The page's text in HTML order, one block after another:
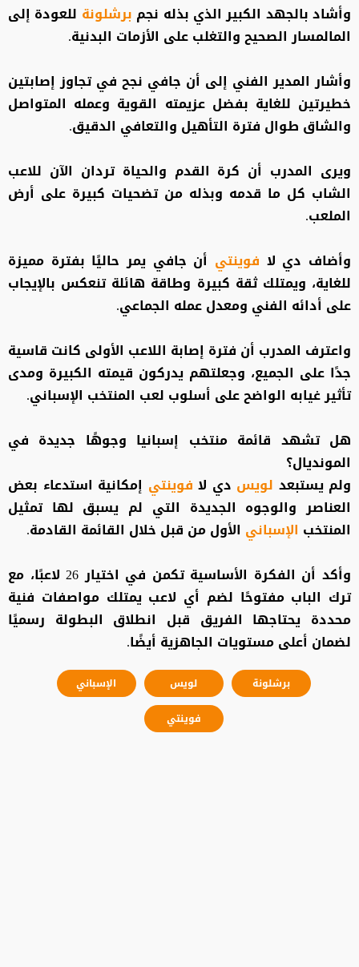
وأشاد بالجهد الكبير الذي بذله نجم برشلونة للعودة إلى
المالمسار الصحيح والتغلب على الأزمات البدنية.
وأشار المدير الفني إلى أن جافي نجح في تجاوز إصابتين
خطيرتين للغاية بفضل عزيمته القوية وعمله المتواصل
والشاق طوال فترة التأهيل والتعافي الدقيق.
ويرى المدرب أن كرة القدم والحياة تردان الآن للاعب
الشاب كل ما قدمه وبذله من تضحيات كبيرة على أرض
الملعب.
وأضاف دي لا فوينتي أن جافي يمر حاليًا بفترة مميزة
للغاية، ويمتلك ثقة كبيرة وطاقة هائلة تنعكس بالإيجاب
على أدائه الفني ومعدل عمله الجماعي.
واعترف المدرب أن فترة إصابة اللاعب الأولى كانت قاسية
جدًا على الجميع، وجعلتهم يدركون قيمته الكبيرة ومدى
تأثير غيابه الواضح على أسلوب لعب المنتخب الإسباني.
هل تشهد قائمة منتخب إسبانيا وجوهًا جديدة في
المونديال؟
ولم يستبعد لويس دي لا فوينتي إمكانية استدعاء بعض
العناصر والوجوه الجديدة التي لم يسبق لها تمثيل
المنتخب الإسباني الأول من قبل خلال القائمة القادمة.
وأكد أن الفكرة الأساسية تكمن في اختيار 26 لاعبًا، مع
ترك الباب مفتوحًا لضم أي لاعب يمتلك مواصفات فنية
محددة يحتاجها الفريق قبل انطلاق البطولة رسميًا
لضمان أعلى مستويات الجاهزية أيضًا.
برشلونة لويس
الإسباني
فوينتي